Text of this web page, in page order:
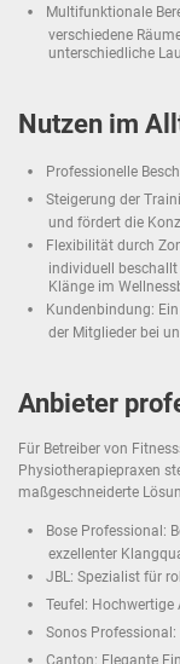
Multifunktionale
verschiedene
unterschiedliche
Nutzen im
Professionelle
Steigerung der
und fördert die
Flexibilität durch
individuell
Klänge im
Kundenbindung:
der Mitglieder bei
Anbieter
Für Betreiber von
Physiotherapiepraxen
maßgeschneiderte
Bose Professional:
exzellenter
JBL: Spezialist für
Teufel: Hochwertige
Sonos
Canton: Elegante